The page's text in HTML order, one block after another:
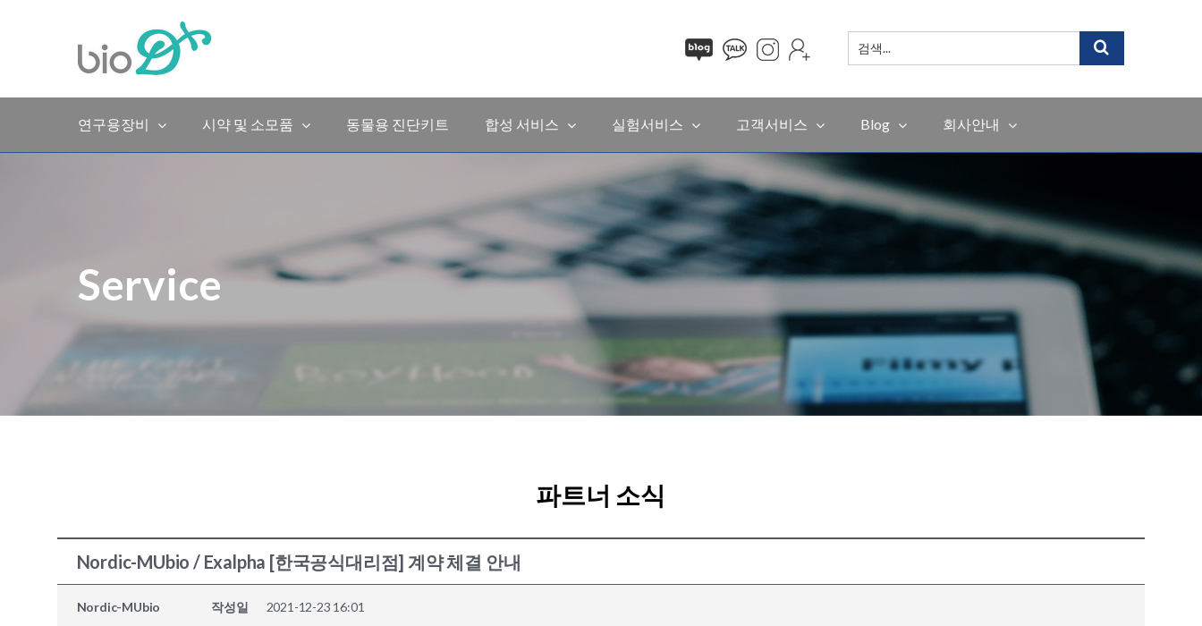
검
색
연구용장비 시약 및 소모품 동물용 진단키트 합성 서비스 실험서비스 고객서비스 Blog 회사안내
Service
파트너 소식
Nordic-MUbio / Exalpha [한국공식대리점] 계약 체결 안내
Nordic-MUbio 작성일 2021-12-23 16:01